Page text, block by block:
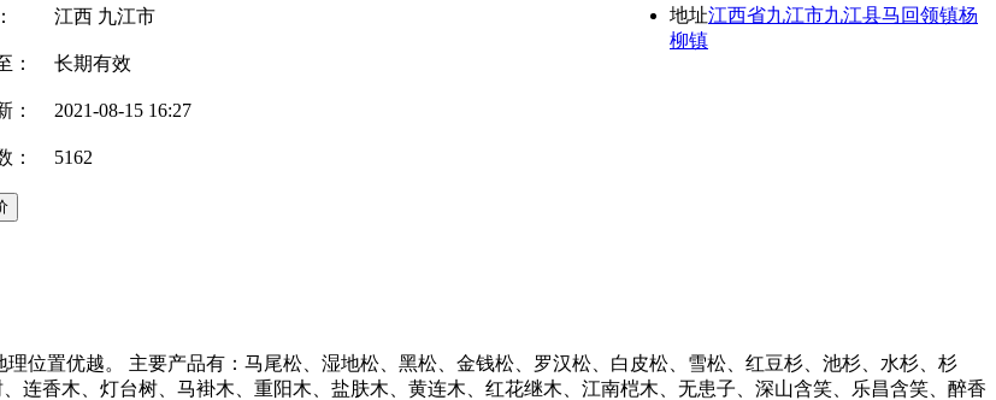
江西 九江市
： 长期有效
： 2021-08-15 16:27
： 5162
地址江西省九江市九江县马回领镇杨
柳镇
位置优越。 主要产品有：马尾松、湿地松、黑松、金钱松、罗汉松、白皮松、雪松、红豆杉、池杉、水杉、杉
连香木、灯台树、马褂木、重阳木、盐肤木、黄连木、红花继木、江南桤木、无患子、深山含笑、乐昌含笑、醉香